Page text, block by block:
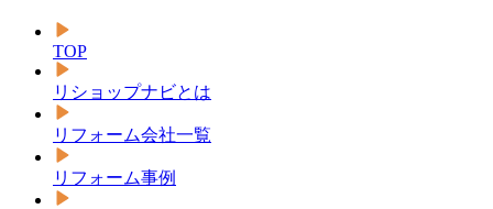
TOP
リショップナビとは
リフォーム会社一覧
リフォーム事例